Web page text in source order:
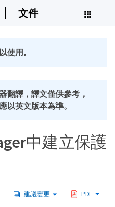
文件
使用。
翻譯，譯文僅供參考，
以英文版本為準。
中建立保護
建議變更 PDF